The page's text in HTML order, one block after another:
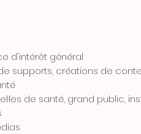
d'intérêt général
supports, créations de
de santé, grand public,